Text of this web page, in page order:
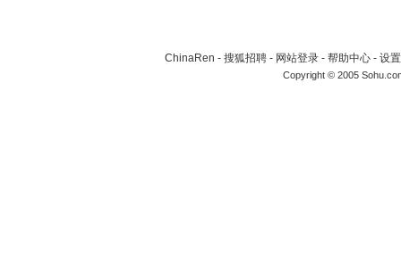
ChinaRen - 搜狐招聘 - 网站登录 - 帮助中心 - 设
Copyright © 2005